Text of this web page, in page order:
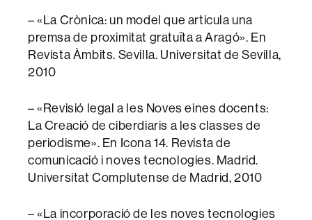
– «La Crònica: un model que articula una
premsa de proximitat gratuïta a Aragó». En
Revista Àmbits. Sevilla. Universitat de Sevilla,
2010
– «Revisió legal a les Noves eines docents:
La Creació de ciberdiaris a les classes de
periodisme». En Icona 14. Revista de
comunicació i noves tecnologies. Madrid.
Universitat Complutense de Madrid, 2010
– «La incorporació de les noves tecnologies